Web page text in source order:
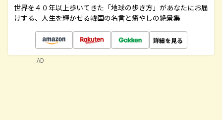
世界を４０年以上歩いてきた「地球の歩き方」があなたにお届
けする、人生を輝かせる韓国の名言と癒やしの絶景集
詳細を見る
AD